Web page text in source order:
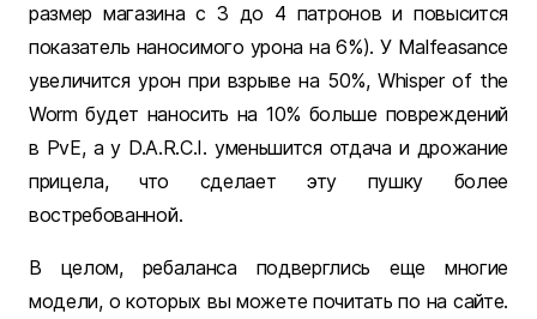
размер магазина с 3 до 4 патронов и повысится
показатель наносимого урона на 6%). У Malfeasance
увеличится урон при взрыве на 50%, Whisper of the
Worm будет наносить на 10% больше повреждений
в PvE, а у D.A.R.C.I. уменьшится отдача и дрожание
прицела, что сделает эту пушку более
востребованной.
В целом, ребаланса подверглись еще многие
модели, о которых вы можете почитать по на сайте.